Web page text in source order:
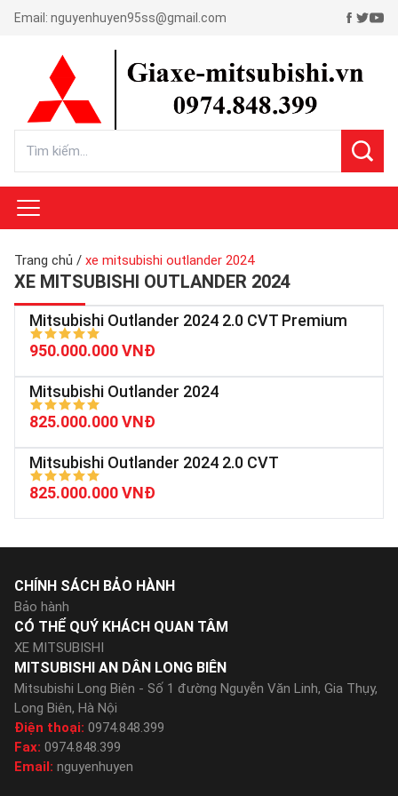
Email: nguyenhuyen95ss@gmail.com
Trang chủ / xe mitsubishi outlander 2024
XE MITSUBISHI OUTLANDER 2024
Mitsubishi Outlander 2024 2.0 CVT Premium
950.000.000 VNĐ
Mitsubishi Outlander 2024
825.000.000 VNĐ
Mitsubishi Outlander 2024 2.0 CVT
825.000.000 VNĐ
MITSUBISHI AN DÂN LONG BIÊN
Mitsubishi Long Biên - Số 1 đường Nguyễn Văn Linh, Gia Thụy,
Long Biên, Hà Nội
Điện thoại: 0974.848.399
Fax: 0974.848.399
Email: nguyenhuyen
CHÍNH SÁCH BẢO HÀNH
Bảo hành
CÓ THỂ QUÝ KHÁCH QUAN TÂM
XE MITSUBISHI